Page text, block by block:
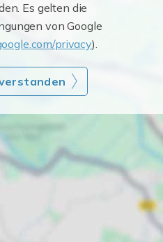
Es gelten die
von Google
privacy).